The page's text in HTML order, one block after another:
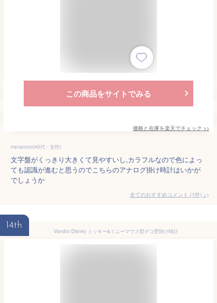
この商品をサイトでみる
価格と在庫を楽天でチェック >>
nanacoco(40代・女性)
文字盤がくっきり大きくて見やすいし,カラフルなので色によっ
ても認識が進むと思うのでこちらのアナログ掛け時計はいかが
でしょうか
全てのおすすめコメント (1件) >
14th
Vandor Disney ミッキー&ミニーマウス型デコ壁掛け時計